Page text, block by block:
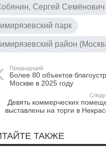
Сергей Семёнович
парк
район
Предыдущий
Более 80 объектов
Москве в 2025 году
Девять коммерческих
выставлены на торги в
ТАКЖЕ